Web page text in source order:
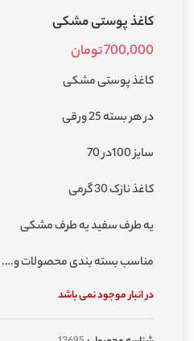
کاغذ پوستی مشکی
700,000تومان
کاغذ پوستی مشکی
در هر بسته 25 ورقی
سایز 100در 70
کاغذ نازک 30 گرمی
یه طرف سفید یه طرف مشکی
مناسب بسته بندی محصولات و….
در انبار موجود نمی باشد